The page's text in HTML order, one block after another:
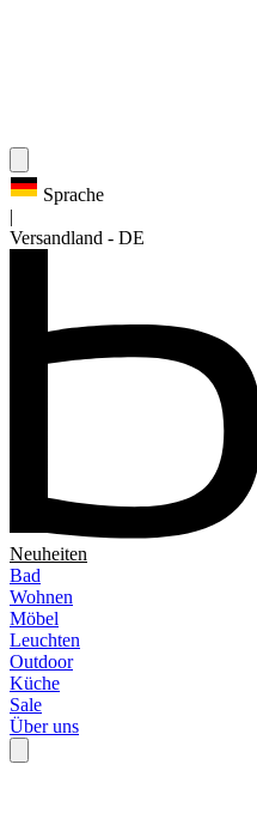
Sprache
Versandland - DE
Neuheiten
Bad
Wohnen
Möbel
Leuchten
Outdoor
Küche
Sale
Über uns